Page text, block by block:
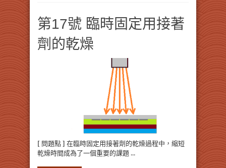
第17號 臨時固定用接著
劑的乾燥
[ 問題點 ] 在臨時固定用接著劑的乾燥過程中，縮短
乾燥時間成為了一個重要的課題 ...